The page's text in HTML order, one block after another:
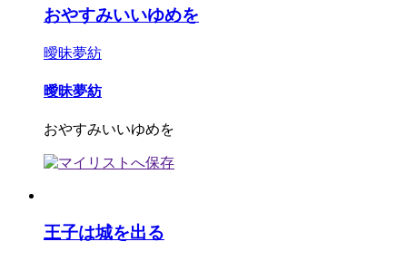
おやすみいいゆめを
曖昧夢紡
曖昧夢紡
おやすみいいゆめを
王子は城を出る